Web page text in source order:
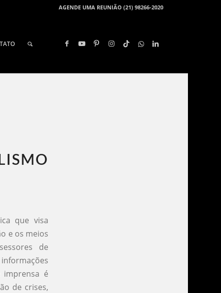
AGENDE UMA REUNIÃO (21) 98266-2020
que visa
e os meios
de
imprensa é
de crises,